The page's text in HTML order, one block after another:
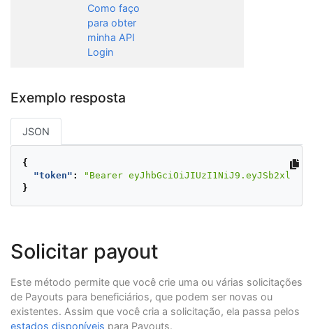
Como faço
para obter
minha API
Login
Exemplo resposta
JSON
{
"token" :
"Bearer
}
Solicitar payout
Este método permite que você crie uma ou várias solicitações
de Payouts para beneficiários, que podem ser novas ou
existentes. Assim que você cria a solicitação, ela passa pelos
estados disponíveis para Payouts.